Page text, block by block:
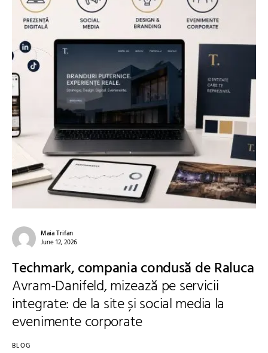
Maia Trifan
June 12, 2026
Techmark, compania condusă de Raluca
Avram-Danifeld, mizează pe servicii
integrate: de la site și social media la
evenimente corporate
BLOG